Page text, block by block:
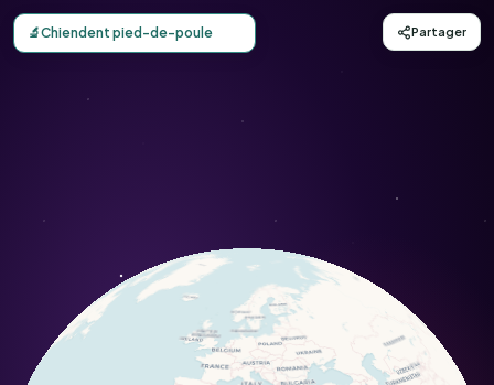
Carte d'observation du Chiendent pied-de-poule
🔬Chiendent pied-de-poule Partager